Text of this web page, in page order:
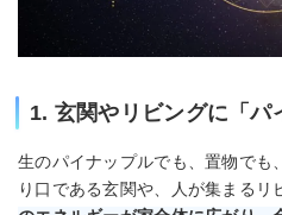
1. 玄関やリビングに「パ
生のパイナップルでも、置物でも
り口である玄関や、人が集まるリ